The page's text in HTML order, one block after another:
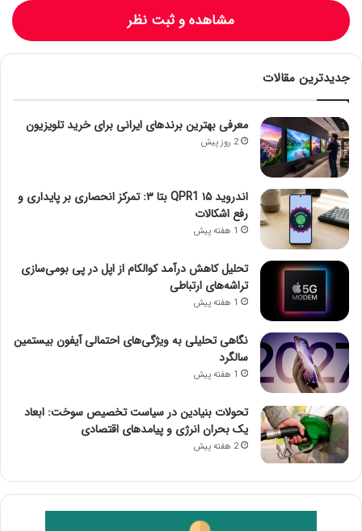
مشاهده و ثبت نظر
جدیدترین مقالات
معرفی بهترین برندهای ایرانی برای خرید تلویزیون
2 روز پیش
اندروید ۱۵ QPR1 بتا ۳: تمرکز انحصاری بر پایداری و
رفع اشکالات
1 هفته پیش
تحلیل کاهش درآمد کوالکام از اپل در پی بومی‌سازی
تراشه‌های ارتباطی
1 هفته پیش
نگاهی تحلیلی به ویژگی‌های احتمالی آیفون بیستمین
سالگرد
1 هفته پیش
تحولات بنیادین در سیاست تخصیص سوخت: ابعاد
یک بحران انرژی و پیامدهای اقتصادی
2 هفته پیش